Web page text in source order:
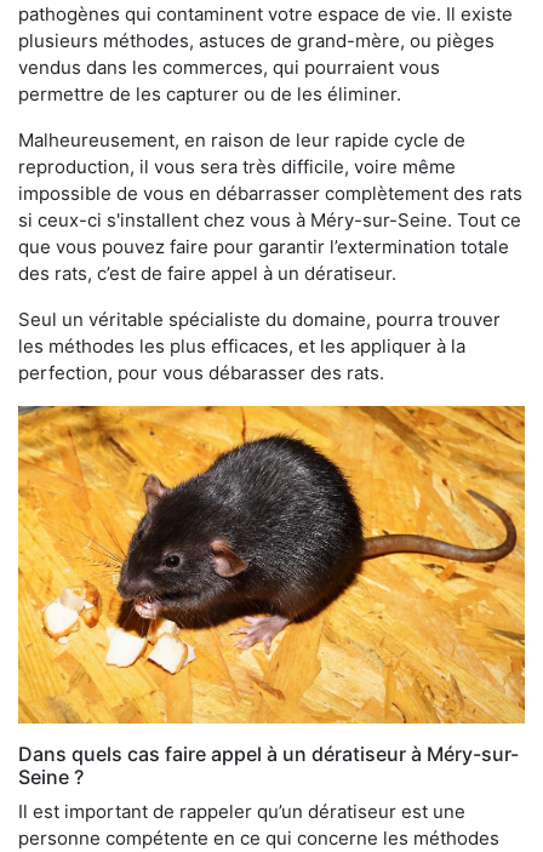
pathogènes qui contaminent votre espace de vie. Il existe
plusieurs méthodes, astuces de grand-mère, ou pièges
vendus dans les commerces, qui pourraient vous
permettre de les capturer ou de les éliminer.
Malheureusement, en raison de leur rapide cycle de
reproduction, il vous sera très difficile, voire même
impossible de vous en débarrasser complètement des rats
si ceux-ci s'installent chez vous à Méry-sur-Seine. Tout ce
que vous pouvez faire pour garantir l’extermination totale
des rats, c’est de faire appel à un dératiseur.
Seul un véritable spécialiste du domaine, pourra trouver
les méthodes les plus efficaces, et les appliquer à la
perfection, pour vous débarasser des rats.
Dans quels cas faire appel à un dératiseur à Méry-sur-
Seine ?
Il est important de rappeler qu’un dératiseur est une
personne compétente en ce qui concerne les méthodes